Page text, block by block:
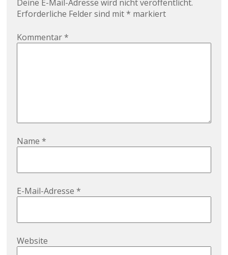
Deine E-Mail-Adresse wird nicht veröffentlicht.
Erforderliche Felder sind mit* markiert
Kommentar*
Name*
E-Mail-Adresse*
Website